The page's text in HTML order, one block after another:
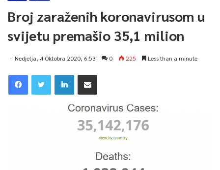
Broj zaraženih koronavirusom u
svijetu premašio 35,1 milion
Nedjelja, 4 Oktobra 2020, 6:53 0 225 Less than a minute